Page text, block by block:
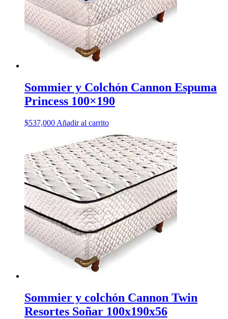
Sommier y Colchón Cannon Espuma
Princess 100×190
$537,000 Añadir al carrito
Sommier y colchón Cannon Twin
Resortes Soñar 100x190x56